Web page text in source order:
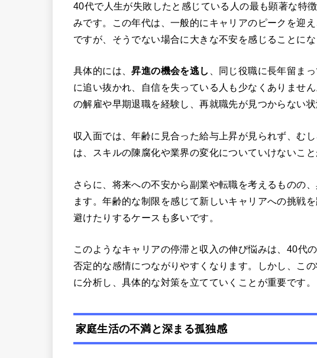
40代で人生が失敗したと感じている人の最も顕著な特
みです。この年代は、一般的にキャリアのピークを迎
ですが、そうでない場合に大きな不安を感じることにな
具体的には、昇進の機会を逃し
、同じ役職に長年留ま
に追い抜かれ、自信を失っている人も少なくありませ
の解雇や早期退職を経験し、再就職先が見つからない
収入面では、年齢に見合った給与上昇が見られず、む
は、スキルの陳腐化や業界の変化についていけないこ
さらに、将来への不安から副業や転職を考えるものの
ます。年齢的な制限を感じて新しいキャリアへの挑戦
避けたりするケースも多いです。
このようなキャリアの停滞と収入の伸び悩みは、40代
否定的な感情につながりやすくなります。しかし、こ
に分析し、具体的な対策を立てていくことが重要です。
家庭生活の不満と深まる孤独感